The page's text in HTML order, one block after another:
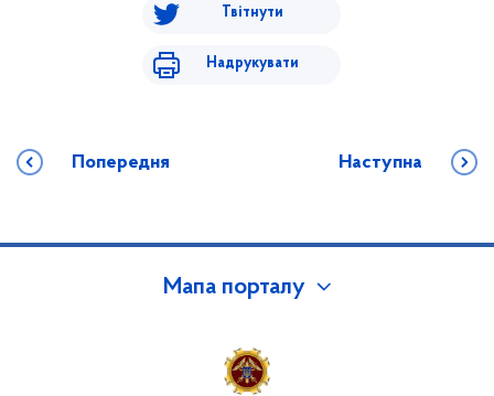
Твітнути
Надрукувати
Попередня Наступна
Мапа порталу